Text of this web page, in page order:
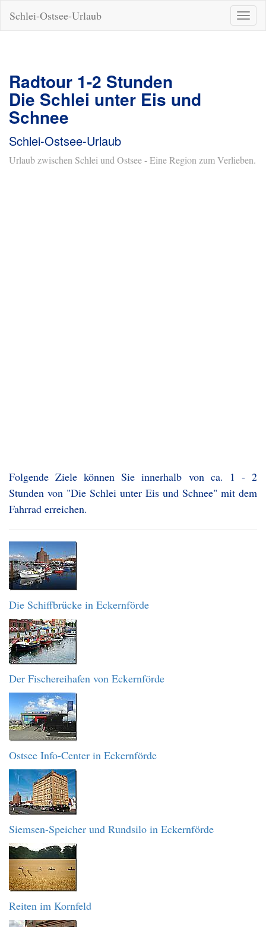
ein-/
Schlei-Ostsee-Urlaub
Radtour 1-2 Stunden
Die Schlei unter Eis und
Schnee
Schlei-Ostsee-Urlaub
Urlaub zwischen Schlei und Ostsee - Eine Region zum Verlieben.
Folgende Ziele können Sie innerhalb von ca. 1 - 2
Stunden von "Die Schlei unter Eis und Schnee" mit dem
Fahrrad erreichen.
Die Schiffbrücke in Eckernförde
Der Fischereihafen von Eckernförde
Ostsee Info-Center in Eckernförde
Siemsen-Speicher und Rundsilo in Eckernförde
Reiten im Kornfeld